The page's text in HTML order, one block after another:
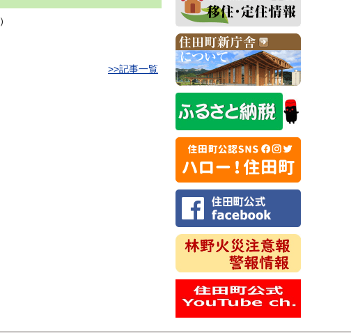
）
>>記事一覧